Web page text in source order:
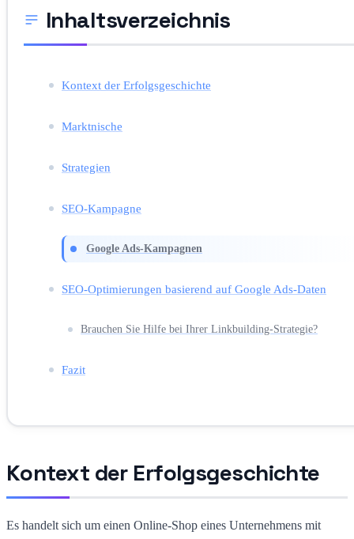
Inhaltsverzeichnis
Kontext der Erfolgsgeschichte
Marktnische
Strategien
SEO-Kampagne
Google Ads-Kampagnen
SEO-Optimierungen basierend auf Google Ads-Daten
Brauchen Sie Hilfe bei Ihrer Linkbuilding-Strategie?
Fazit
Kontext der Erfolgsgeschichte
Es handelt sich um einen Online-Shop eines Unternehmens mit